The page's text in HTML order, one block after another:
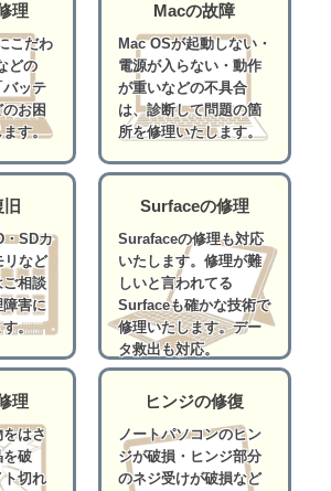
理
こだわ
どの
バッテ
お困
ます。
・SDカ
リなど
相談
障害に
す。
理
はさ
を破
切れ
Macの故障
Mac OSが起動しない・
電源が入らない・動作
が重いなどの不具合
は、診断して問題の箇
所を修理いたします。
Surfaceの修理
Surafaceの修理も対応
いたします。修理が難
しいと言われてる
Surfaceも確かな技術で
修理いたします。デー
タ救出も対応。
ヒンジの修復
ノートパソコンのヒン
ジが破損・ヒンジ部分
のネジ受けが破損など